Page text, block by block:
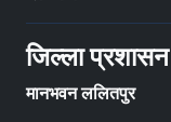
जिल्ला
मानभवन ललितपुर